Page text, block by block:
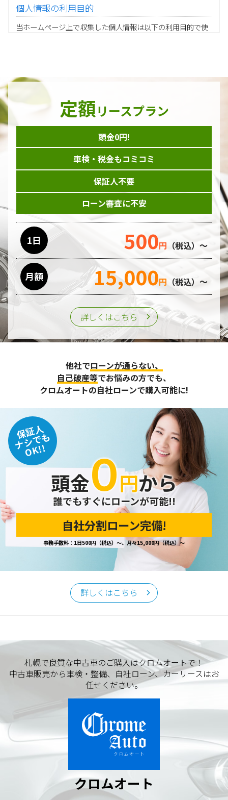
個人情報の利用目的
当ホームページ上で収集した個人情報は以下の利用目的で使
当グループの業務に従事する協力会社様担当者の識別
当グループ内で共同利用する人事関連システムの運用
ダイレクトメール等を利用したアンケート・キャンペーン
などの意見・情報の調査
当ホームページはサービスに関するお問い合わせやご質問、
資料のご請求や各サービス等のお申し込みなど、当ホームペ
ージのサービス提供過程で、氏名、連絡先、勤務先等の個人
情報を書面、電子媒体、ウェブ等を介して収集致します。
委託先の管理･監督
利用目的の遂行のために業務を委託する場合、個人情報の取
り扱いに関する委託先の適正な管理・監督をおこないます。
第三者への提供
個人情報は、ご本人の同意を得た場合または法令の定めがあ
る場合を除き、第三者に提供することはいたしません。
個人情報の管理
失、破壊、改ざん及び漏えいなどに対する予防ならびに是正
に努め、合理的な安全対策を講じます。
また、個人情報保護に関する法令およびその他の規範を遵守
するとともに、この方針に基づく個人情報保護規程や体制を
定め、その内容を継続的に見直し、改善に努めます。
個人情報の訂正･削除・開示
ご本人から、登録されている個人情報について訂正・削除・
開示の請求があった場合は、迅速に対応いたします。
当ホームページが保有する個人情報の取り扱い、および訂
正・削除・開示等に関するお問い合わせ先は、以下の通りで
個人情報保護担当窓口
当社の「個人情報の取扱い」に関するお問い合わせは、下記
クロムオート
〒002-0865 札幌市北区屯田町740
TEL／011-790-7766FAX／011-790-6818
E-mail：info@chromeauto.co.jp
定額リースプラン
頭金0円!
車検・税金もコミコミ
保証人不要
ローン審査に不安
1日 500円 （税込）～
月額 15,000円 （税込）～
詳しくはこちら
他社でローンが通らない、
自己破産等でお悩みの方でも、
クロムオートの自社ローンで購入可能に!
保証人
ナシでも
OK!!
頭金０円から
誰でもすぐにローンが可能!!
自社分割ローン完備!
事務手数料：1日500円（税込）～、月々15,000円（税込）～
詳しくはこちら
札幌で良質な中古車のご購入はクロムオートで！
中古車販売から車検・整備、自社ローン、カーリースはお
任せください。
クロムオート